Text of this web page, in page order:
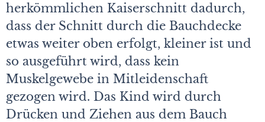
herkömmlichen Kaiserschnitt dadurch,
dass der Schnitt durch die Bauchdecke
etwas weiter oben erfolgt, kleiner ist und
so ausgeführt wird, dass kein
Muskelgewebe in Mitleidenschaft
gezogen wird. Das Kind wird durch
Drücken und Ziehen aus dem Bauch